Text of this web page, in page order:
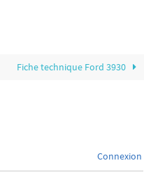
Fiche technique Ford 3930
Connexion